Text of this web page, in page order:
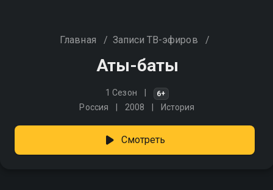
Главная / Записи ТВ-эфиров /
Аты-баты
1 Сезон 6+
Россия 2008 История
Смотреть